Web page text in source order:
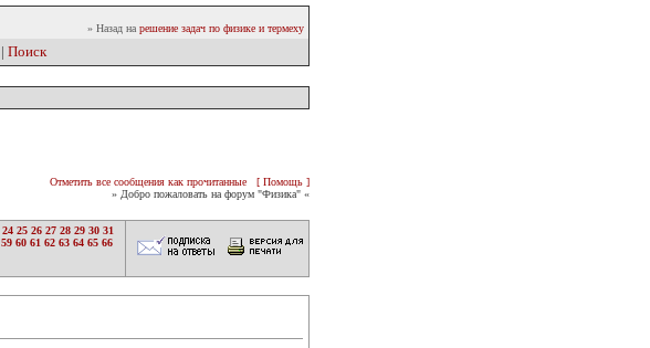
» Назад на решение задач по физике и термеху
| Поиск
Отметить все сообщения как прочитанные
[ Помощь ]
» Добро пожаловать на форум "Физика" «
24 25 26 27 28 29 30 31
59 60 61 62 63 64 65 66